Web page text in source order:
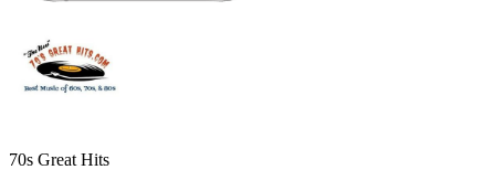
70s Great Hits